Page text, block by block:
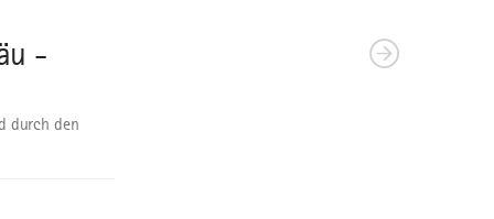
-
durch den